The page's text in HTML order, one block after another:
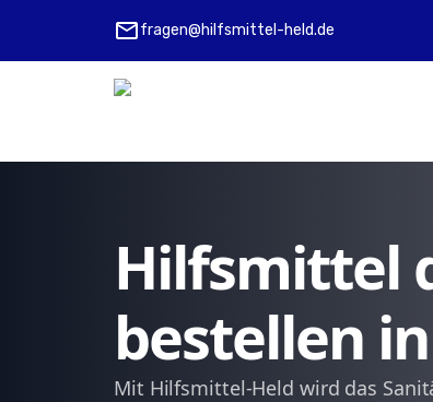
mailfragen@hilfsmittel-held.de
Hilfsmittel
bestellen
Mit Hilfsmittel-Held wird das